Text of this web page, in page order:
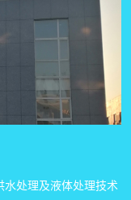
水处理及液体处理技术